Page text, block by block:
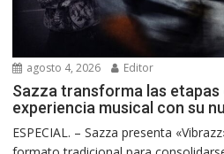
agosto 4, 2026 Editor
Sazza transforma las etapas
experiencia musical con su
ESPECIAL. – Sazza presenta